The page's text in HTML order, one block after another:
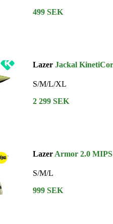
499 SEK
Lazer Jackal
S/M/L/XL
2 299 SEK
Lazer Armor 2.0 MIPS
S/M/L
999 SEK